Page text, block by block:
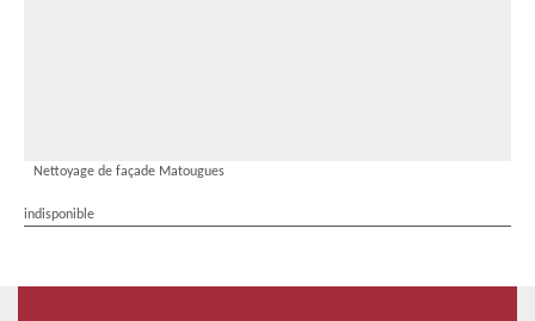
Nettoyage de façade Matougues
indisponible